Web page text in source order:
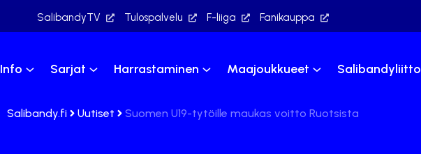
SalibandyTV Tulospalvelu F-liiga Fanikauppa
Info Sarjat Harrastaminen Maajoukkueet Salibandyliitto
Salibandy.fi Uutiset Suomen U19-tytöille maukas voitto Ruotsista